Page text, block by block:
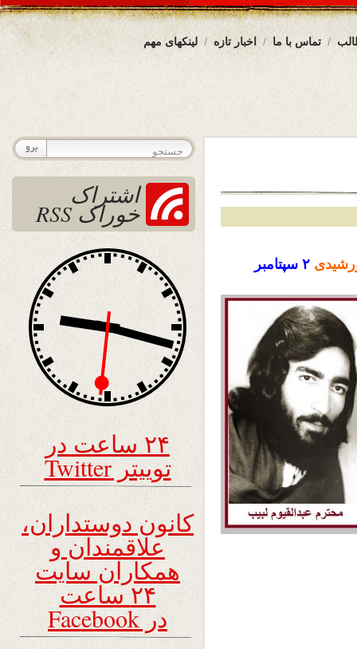
لینکهای مهم اخبار تازه تماس با ما
۲ سپتامبر
اشتراک
خوراک RSS
۲۴ ساعت در
توییتر Twitter
کانون دوستداران،
علاقمندان و
همکاران سایت
۲۴ ساعت
در Facebook